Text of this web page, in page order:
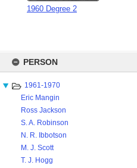
content
PERSON
1961-1970
Eric Mangin
Ross Jackson
S. A. Robinson
N. R. Ibbotson
M. J. Scott
T. J. Hogg
1960 Degree 2